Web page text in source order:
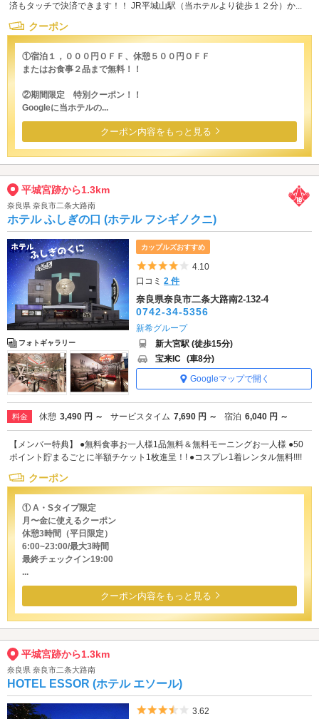
済もタッチで決済できます！！ JR平城山駅（当ホテルより徒歩１２分）か...
クーポン
①宿泊１，０００円ＯＦＦ、休憩５００円ＯＦＦ
またはお食事２品まで無料！！
②期間限定 特別クーポン！！
Googleに当ホテルの...
クーポン内容をもっと見る
平城宮跡から1.3km
奈良県 奈良市二条大路南
ホテル ふしぎの口 (ホテル フシギノクニ)
フォトギャラリー
カップルズおすすめ
5つ星のうち4
4.10
口コミ2 件
奈良県奈良市二条大路南2-132-4
0742-34-5356
新希グループ
新大宮駅 (徒歩15分)
宝来IC (車8分)
Googleマップで開く
料金 休憩 3,490 円 ～ サービスタイム 7,690 円 ～ 宿泊 6,040 円 ～
【メンバー特典】 ●無料食事お一人様1品無料＆無料モーニングお一人様 ●50
ポイント貯まるごとに半額チケット1枚進呈！! ●コスプレ1着レンタル無料!!!!
クーポン
① A・Sタイプ限定
月〜金に使えるクーポン
休憩3時間（平日限定）
6:00~23:00/最大3時間
最終チェックイン19:00
...
クーポン内容をもっと見る
平城宮跡から1.3km
奈良県 奈良市二条大路南
HOTEL ESSOR (ホテル エソール)
5つ星のうち3.5
3.62